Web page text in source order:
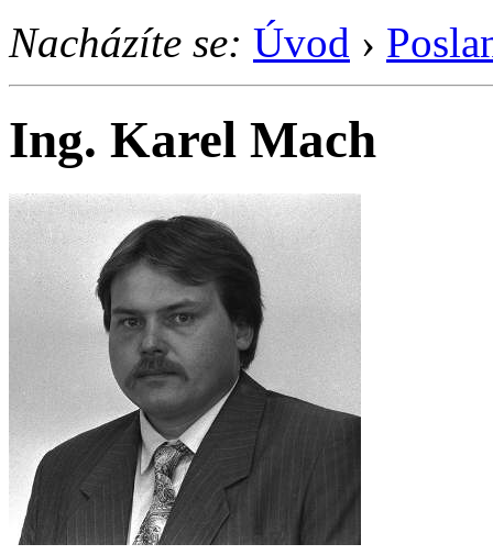
Nacházíte se: Úvod ›
Ing. Karel Mach